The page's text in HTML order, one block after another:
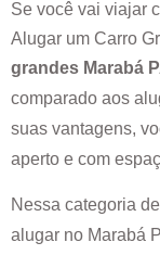
Se você vai viajar
Alugar um Carro
grandes Marabá
comparado aos
suas vantagens,
aperto e com
Nessa categoria
alugar no Marabá